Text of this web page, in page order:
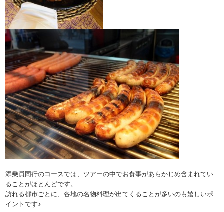
添乗員同行のコースでは、ツアーの中でお食事があらかじめ含まれてい
ることがほとんどです。
訪れる都市ごとに、各地の名物料理が出てくることが多いのも嬉しいポ
イントです♪